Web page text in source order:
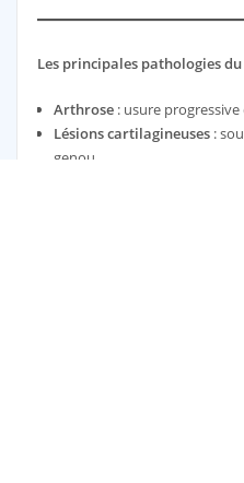
Les principales pathologies
Arthrose: usure progressive
Lésions cartilagineuses:
genou